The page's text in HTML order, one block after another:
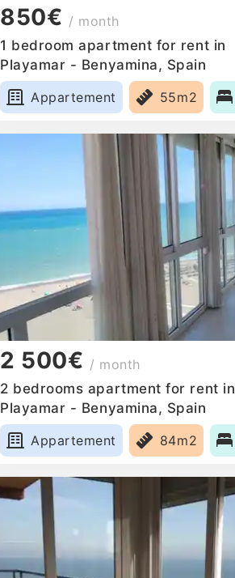
850€ / month
1 bedroom apartment for rent in
Playamar - Benyamina, Spain
Appartement
55m2
2 500€ / month
2 bedrooms apartment for rent in
Playamar - Benyamina, Spain
Appartement
84m2